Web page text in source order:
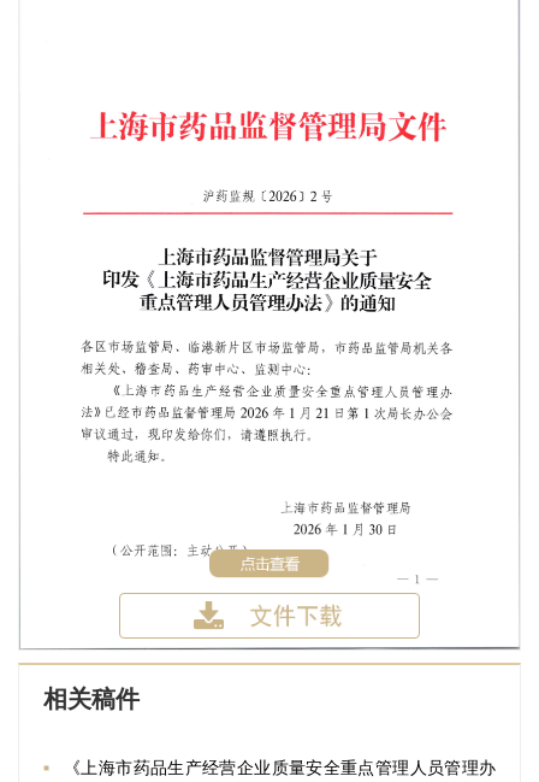
相关稿件
《上海市药品生产经营企业质量安全重点管理人员管理办